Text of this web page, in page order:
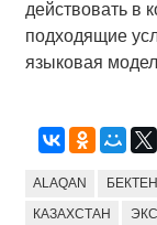
действовать в
подходящие
языковая
ALAQAN
КАЗАХСТАН